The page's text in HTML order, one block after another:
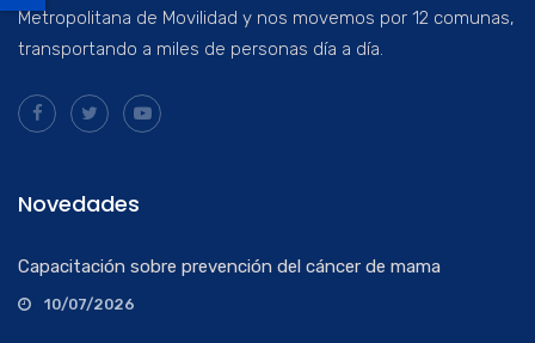
Metropolitana de Movilidad y nos movemos por 12 comunas,
transportando a miles de personas día a día.
Novedades
Capacitación sobre prevención del cáncer de mama
10/07/2026